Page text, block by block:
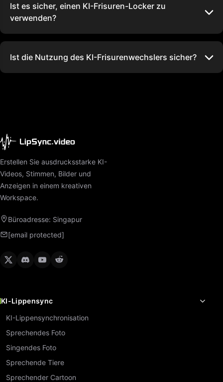
Ist es sicher, einen KI-Frisuren-Locker zu
verwenden?
Ist die Nutzung des KI-Frisurenwechslers sicher?
Erstellen Sie ausdrucksstarke KI-
Videos, Stimmen, Bilder und
Anzeigen in einem kreativen
Workspace.
Büroadresse: Singapur
[email protected]
KI-Lippensync
KI-Lippensynchronisation
Sprechendes Foto
Singendes Foto
Sprechende Tiere
Sprechender Cartoon